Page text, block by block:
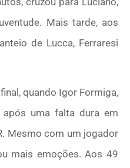
Mais tarde, aos
de Lucca, Ferraresi
quando Igor Formiga,
uma falta dura em
Mesmo com um jogador
mais emoções. Aos 49